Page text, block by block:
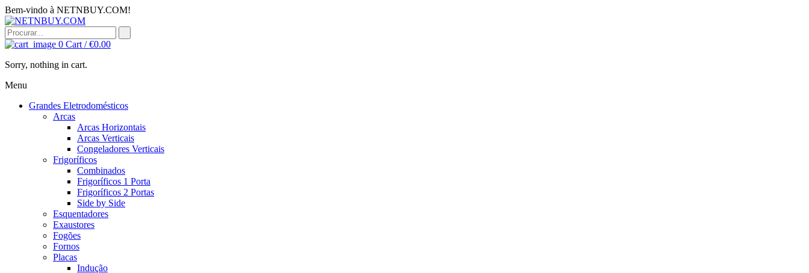
Bem-vindo à NETNBUY.COM!
0 Cart /€0.00
Sorry, nothing in cart.
Menu
Grandes Eletrodomésticos
Arcas
Arcas Horizontais
Arcas Verticais
Congeladores Verticais
Frigoríficos
Combinados
Frigoríficos 1 Porta
Frigoríficos 2 Portas
Side by Side
Esquentadores
Exaustores
Fogões
Fornos
Placas
Indução